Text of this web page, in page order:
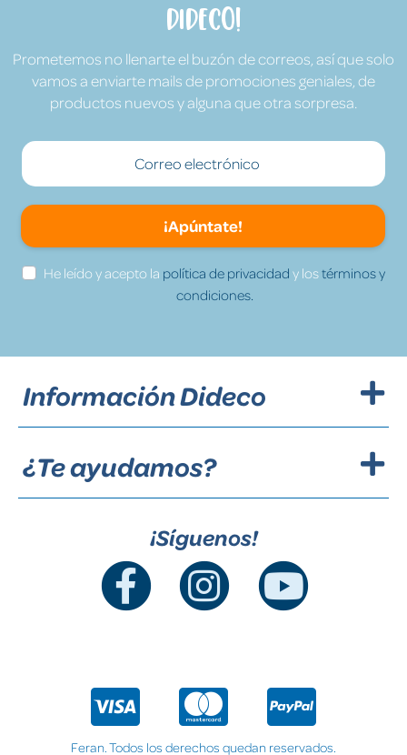
Dideco!
Prometemos no llenarte el buzón de correos, así que solo
vamos a enviarte mails de promociones geniales, de
productos nuevos y alguna que otra sorpresa.
¡Apúntate!
He leído y acepto la política de privacidad y lostérminos y
condiciones.
Información Dideco
¿Te ayudamos?
¡Síguenos!
Feran. Todos los derechos quedan reservados.